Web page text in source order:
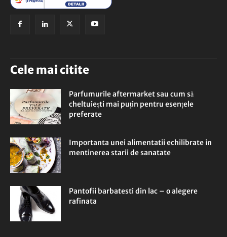
Cele mai citite
Parfumurile aftermarket sau cum să
cheltuiești mai puțin pentru esențele
preferate
Importanta unei alimentatii echilibrate in
mentinerea starii de sanatate
Pantofii barbatesti din lac – o alegere
rafinata